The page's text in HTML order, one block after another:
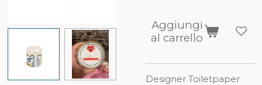
Aggiungi
al carrello
Designer Toiletpaper